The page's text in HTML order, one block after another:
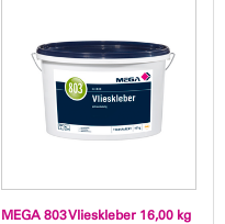
MEGA 803 Vlieskleber 16,00 kg